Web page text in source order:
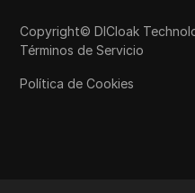
Copyright© DICloak
Términos de Servicio
Política de Cookies